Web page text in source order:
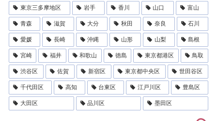
東京三多摩地区 岩手 香川 山口 富山
青森 滋賀 大分 秋田 奈良 石川
愛媛 長崎 沖縄 山形 山梨 島根
宮崎 福井 和歌山 徳島 東京都港区 鳥取
渋谷区 佐賀 新宿区 東京都中央区 世田谷区
千代田区 高知 台東区 江戸川区 豊島区
大田区 品川区 墨田区